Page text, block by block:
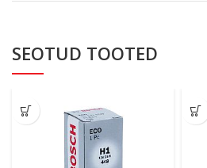
SEOTUD TOOTED